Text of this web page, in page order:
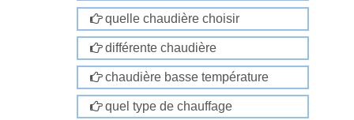
quelle chaudière choisir
différente chaudière
chaudière basse température
quel type de chauffage